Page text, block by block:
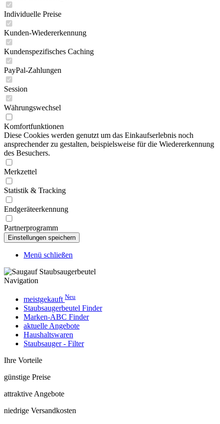
Individuelle Preise
Kunden-Wiedererkennung
Kundenspezifisches Caching
PayPal-Zahlungen
Session
Währungswechsel
Komfortfunktionen
Diese Cookies werden genutzt um das Einkaufserlebnis noch
ansprechender zu gestalten, beispielsweise für die Wiedererkennung
des Besuchers.
Merkzettel
Statistik & Tracking
Endgeräteerkennung
Partnerprogramm
Menü schließen
Navigation
meistgekauft Neu
Staubsaugerbeutel Finder
Marken-ABC Finder
aktuelle Angebote
Haushaltswaren
Staubsauger - Filter
Ihre Vorteile
günstige Preise
attraktive Angebote
niedrige Versandkosten